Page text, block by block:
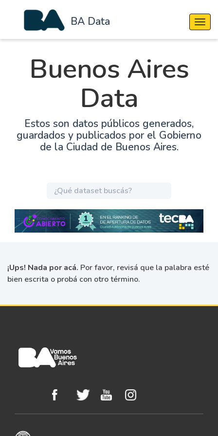
BA Data
Buenos Aires
Data
Estos son datos públicos generados,
guardados y publicados por el Gobierno
de la Ciudad de Buenos Aires.
¡Ups! Nada por acá. Por favor, revisá que la palabra esté
bien escrita o probá con otro término.